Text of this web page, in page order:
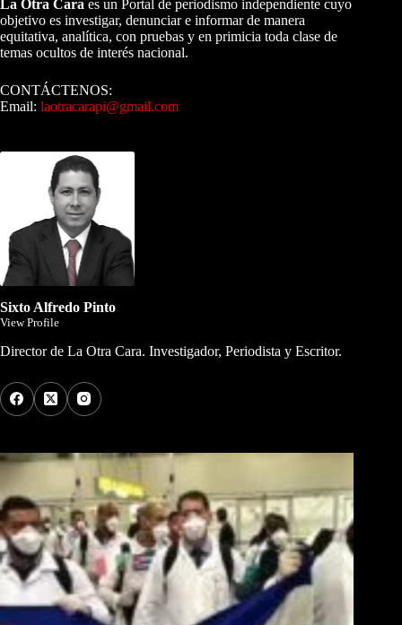
La Otra Cara es un Portal de periodismo independiente cuyo
objetivo es investigar, denunciar e informar de manera
equitativa, analítica, con pruebas y en primicia toda clase de
temas ocultos de interés nacional.
CONTÁCTENOS:
Email: laotracarapi@gmail.com
Sixto Alfredo Pinto
View Profile
Director de La Otra Cara. Investigador, Periodista y Escritor.